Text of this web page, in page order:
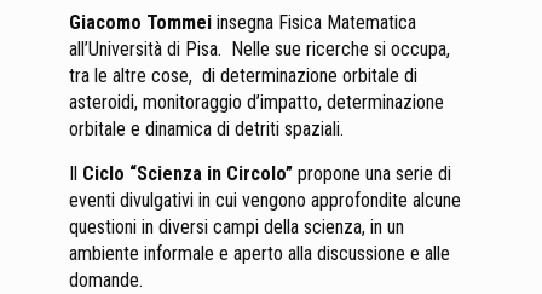
Giacomo Tommeiinsegna Fisica Matematica
all’Università di Pisa. Nelle sue ricerche si occupa,
tra le altre cose, di determinazione orbitale di
asteroidi, monitoraggio d’impatto, determinazione
orbitale e dinamica di detriti spaziali.
Il Ciclo “Scienza in Circolo”propone una serie di
eventi divulgativi in cui vengono approfondite alcune
questioni in diversi campi della scienza, in un
ambiente informale e aperto alla discussione e alle
domande.